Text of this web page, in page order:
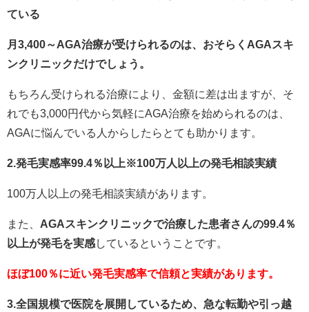
ている
月3,400～AGA治療が受けられるのは、おそらくAGAスキ
ンクリニックだけでしょう。
もちろん受けられる治療により、金額に差は出ますが、そ
れでも3,000円代から気軽にAGA治療を始められるのは、
AGAに悩んでいる人からしたらとても助かります。
2.発毛実感率99.4％以上※100万人以上の発毛相談実績
100万人以上の発毛相談実績があります。
また、 AGAスキンクリニックで治療した患者さんの99.4％
以上が発毛を実感しているということです。
ほぼ100％に近い発毛実感率で信頼と実績があります。
3.全国規模で医院を展開しているため、急な転勤や引っ越